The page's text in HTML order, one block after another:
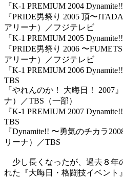
『K-1 PREMIUM 2004
『PRIDE男祭り 2005 頂〜
アリーナ）／フジテレビ
『K-1 PREMIUM 2005
『PRIDE男祭り 2006 〜
アリーナ）／フジテレビ
『K-1 PREMIUM 2006
TBS
『やれんのか！ 大晦日！ 2007
ナ）／TBS（一部）
『K-1 PREMIUM 2007
TBS
『Dynamite!! 〜勇気のチカラ
リーナ）／TBS
少し長くなったが、過去８年
れた『大晦日・格闘技イベント